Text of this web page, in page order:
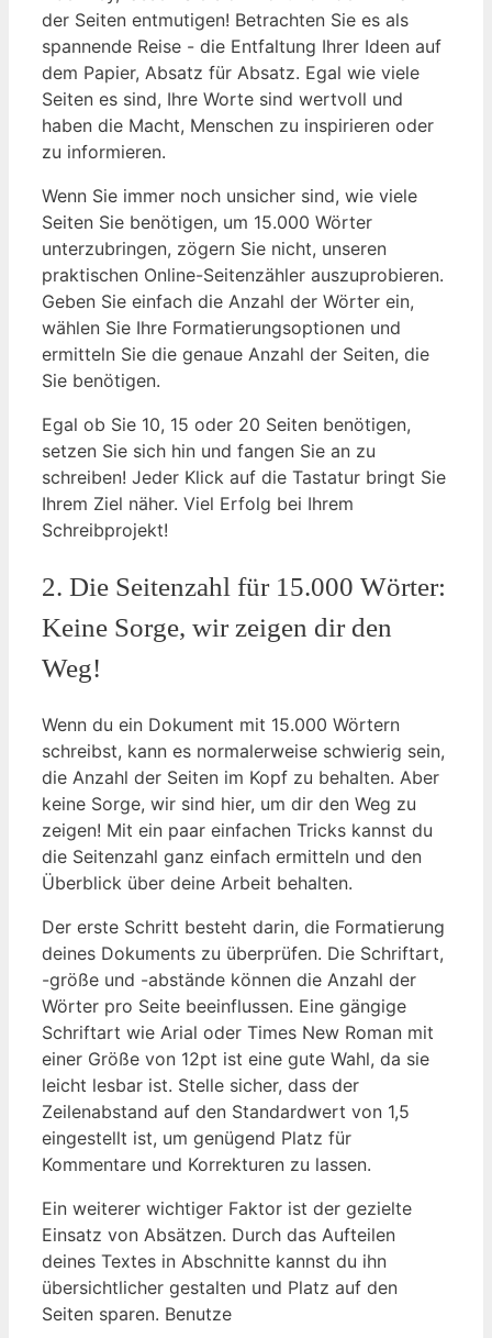
der Seiten entmutigen! Betrachten⁣ Sie es als​
spannende Reise ​- die Entfaltung Ihrer Ideen auf
⁢dem ‌Papier, Absatz für Absatz. Egal wie viele
Seiten es sind, Ihre Worte sind wertvoll und
haben die Macht, Menschen ⁤zu inspirieren oder
zu informieren.
Wenn Sie immer noch unsicher ⁤sind,⁢ wie viele
Seiten ⁤Sie benötigen,‍ um 15.000 Wörter‌
unterzubringen,‍ zögern Sie nicht, ​unseren
praktischen Online-Seitenzähler auszuprobieren.
Geben Sie einfach⁣ die Anzahl⁣ der Wörter ein,
wählen Sie Ihre Formatierungsoptionen und
ermitteln Sie die genaue Anzahl‍ der Seiten, die
Sie ⁤benötigen.
Egal ⁤ob Sie 10, 15 oder 20 Seiten benötigen,
setzen Sie sich hin und⁤ fangen ‌Sie an zu
⁢schreiben! Jeder‌ Klick ⁤auf​ die Tastatur bringt Sie
Ihrem Ziel näher. Viel ‌Erfolg bei Ihrem
Schreibprojekt!
2. Die Seitenzahl für 15.000 Wörter:
Keine ⁢Sorge, wir zeigen dir den⁢
Weg!
Wenn du ​ein Dokument mit⁢ 15.000 Wörtern
schreibst, kann es normalerweise schwierig sein,
die Anzahl der Seiten ‌im Kopf zu behalten. Aber
keine Sorge, wir sind‌ hier, um dir den Weg zu
zeigen! Mit ‌ein‌ paar einfachen​ Tricks kannst du
die Seitenzahl ganz einfach ermitteln und den⁣
Überblick über ​deine Arbeit behalten.
Der ⁤erste Schritt⁤ besteht darin, die Formatierung
deines Dokuments zu ⁣überprüfen. Die Schriftart,
-größe und⁢ -abstände können die Anzahl der
Wörter pro‌ Seite beeinflussen. Eine gängige
Schriftart wie Arial ‌oder Times New Roman mit
einer Größe von 12pt ist eine ⁤gute Wahl, da sie
leicht ⁤lesbar ​ist. Stelle sicher, dass der
Zeilenabstand auf den Standardwert von 1,5
eingestellt ⁢ist, um genügend Platz für ​
Kommentare und Korrekturen zu lassen.
Ein weiterer wichtiger⁣ Faktor ist der ​gezielte
Einsatz von Absätzen. Durch das ‍Aufteilen
deines Textes in Abschnitte kannst du ihn
übersichtlicher gestalten und Platz auf den⁣
Seiten sparen. Benutze